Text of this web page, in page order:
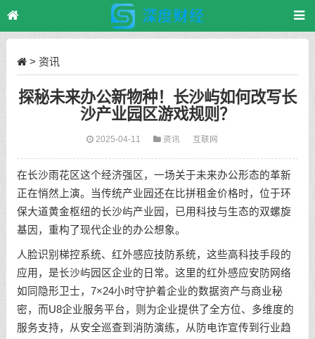
> 资讯
探秘未来办公新物种！长沙屿如何改写长
沙产业园区游戏规则？
2025-04-11 资讯 互联网
在长沙雨花区这个经济强区，一场关于未来办公形态的革新
正在悄然上演。当传统产业园还在比拼租金价格时，位于环
保大道黄金枢纽的长沙屿产业园，已用科技与生态的双螺旋
基因，重构了现代企业的办公想象。
人脸识别梯控系统、红外感应技防系统，这些高科技手段的
应用，是长沙屿园区企业的日常。这里的红外感应安防网络
如同隐形卫士，7×24小时守护着企业的数据资产与商业秘
密，而U8企业服务平台，则为企业提供了全方位、多维度的
服务支持，从安全巡查到消防演练，从防电诈宣传到行业趋